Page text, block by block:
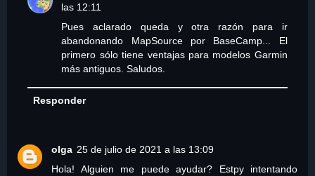
las 12:11
Pues aclarado queda y otra razón para ir
abandonando MapSource por BaseCamp... El
primero sólo tiene ventajas para modelos Garmin
más antiguos. Saludos.
Responder
olga 25 de julio de 2021 a las 13:09
Hola! Alguien me puede ayudar? Estpy intentando